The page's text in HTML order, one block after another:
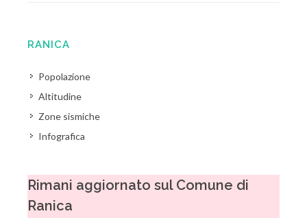
RANICA
Popolazione
Altitudine
Zone sismiche
Infografica
Rimani aggiornato sul Comune di
Ranica